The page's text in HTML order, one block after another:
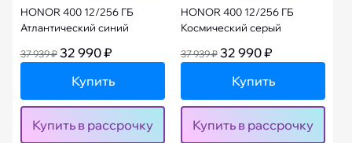
HONOR 400 12/256 ГБ
Атлантический синий
37 939 ₽ 32 990 ₽
Купить
Купить в рассрочку
HONOR 400 12/256 ГБ
Космический серый
37 939 ₽ 32 990 ₽
Купить
Купить в рассрочку